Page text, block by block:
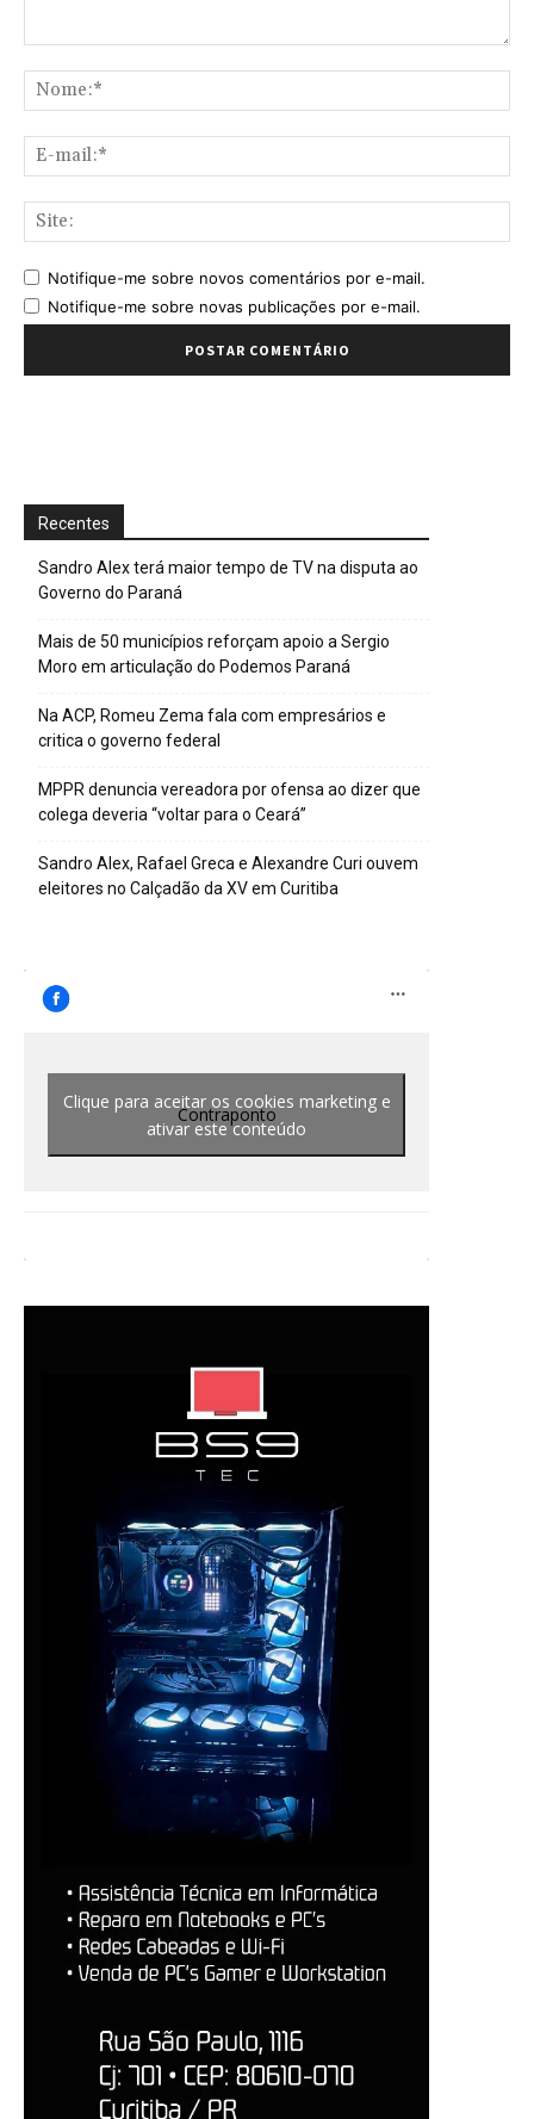
Notifique-me sobre novos comentários por e-mail.
Notifique-me sobre novas publicações por e-mail.
Recentes
Sandro Alex terá maior tempo de TV na disputa ao
Governo do Paraná
Mais de 50 municípios reforçam apoio a Sergio
Moro em articulação do Podemos Paraná
Na ACP, Romeu Zema fala com empresários e
critica o governo federal
MPPR denuncia vereadora por ofensa ao dizer que
colega deveria “voltar para o Ceará”
Sandro Alex, Rafael Greca e Alexandre Curi ouvem
eleitores no Calçadão da XV em Curitiba
Contraponto
Clique para aceitar os cookies marketing e
ativar este conteúdo